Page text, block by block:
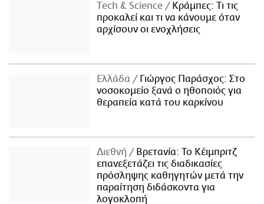
Τech & Science
Κράμπες: Τι τις
προκαλεί και τι να κάνουμε όταν
αρχίσουν οι ενοχλήσεις
Ελλάδα
Γιώργος Παράσχος: Στο
νοσοκομείο ξανά ο ηθοποιός για
θεραπεία κατά του καρκίνου
Διεθνή
Βρετανία: Το Κέιμπριτζ
επανεξετάζει τις διαδικασίες
πρόσληψης καθηγητών μετά την
παραίτηση διδάσκοντα για
λογοκλοπή